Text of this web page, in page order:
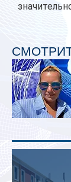
Одним из
станут
каждого
позволят
полку во